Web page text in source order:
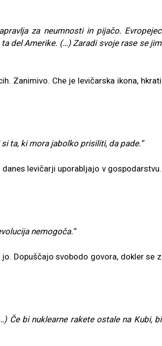
za neumnosti in pijačo. Evropejec
del Amerike. (…) Zaradi svoje rase se jim
Zanimivo. Che je levičarska ikona, hkrati
ta, ki mora jabolko prisiliti, da pade.“
levičarji uporabljajo v gospodarstvu.
nemogoča.“
Dopuščajo svobodo govora, dokler se z
Če bi nuklearne rakete ostale na Kubi, bi